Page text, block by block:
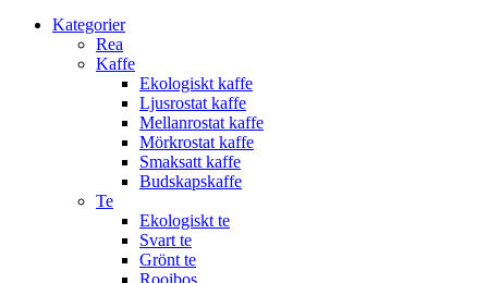
Kategorier
Rea
Kaffe
Ekologiskt kaffe
Ljusrostat kaffe
Mellanrostat kaffe
Mörkrostat kaffe
Smaksatt kaffe
Budskapskaffe
Te
Ekologiskt te
Svart te
Grönt te
Rooibos